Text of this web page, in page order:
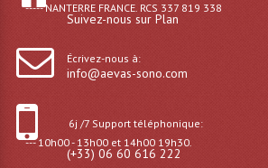
Pieds De Levage
Structure Echelle 290 Asd
----- NANTERRE FRANCE. RCS 337 819 338
Suivez-nous sur Plan
Écrivez-nous à:
info@aevas-sono.com
6j /7 Support téléphonique:
--- 10h00 - 13h00 et 14h00 19h30.
(+33) 06 60 616 222